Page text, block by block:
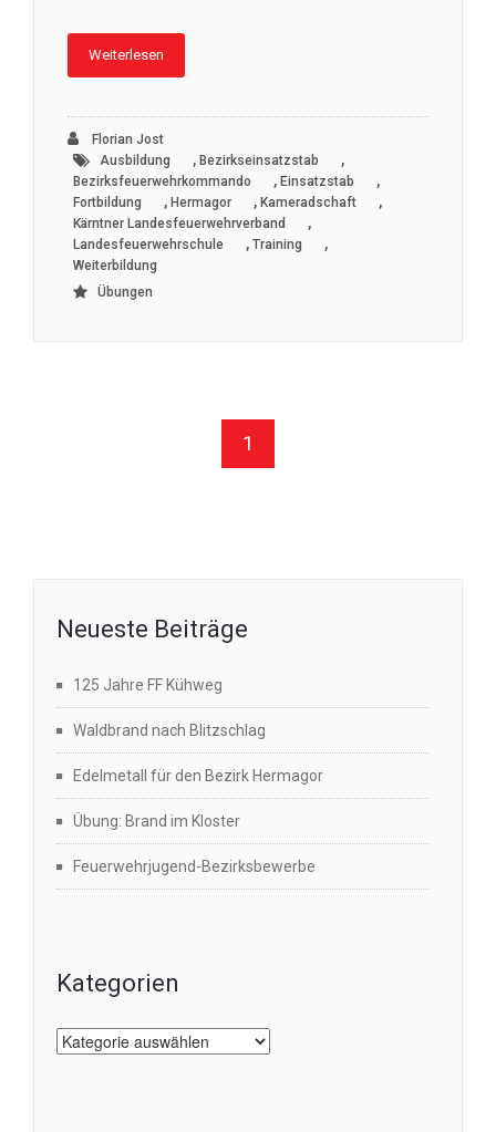
Weiterlesen
Florian Jost
Ausbildung
, Bezirkseinsatzstab ,
Bezirksfeuerwehrkommando , Einsatzstab ,
Fortbildung , Hermagor , Kameradschaft ,
Kärntner Landesfeuerwehrverband ,
Landesfeuerwehrschule , Training ,
Weiterbildung
Übungen
1
Neueste Beiträge
125 Jahre FF Kühweg
Waldbrand nach Blitzschlag
Edelmetall für den Bezirk Hermagor
Übung: Brand im Kloster
Feuerwehrjugend-Bezirksbewerbe
Kategorien
Kategorien